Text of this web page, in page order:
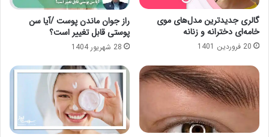
گالری جدیدترین مدل‌های موی
خامه‌ای دخترانه و زنانه
20 فروردین 1401
راز جوان ماندن پوست /آیا سن
پوستی قابل تغییر است؟
28 شهریور 1404